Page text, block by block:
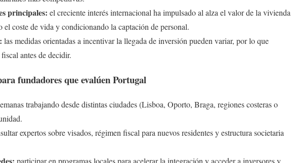
principales: el creciente interés internacional ha impulsado al alza el valor de la vivienda
coste de vida y condicionando la captación de personal.
las medidas orientadas a incentivar la llegada de inversión pueden variar, por lo que
antes de decidir.
fundadores que evalúen Portugal
trabajando desde distintas ciudades (Lisboa, Oporto, Braga, regiones costeras o
expertos sobre visados, régimen fiscal para nuevos residentes y estructura societaria
participar en programas locales para acelerar la integración y acceder a inversores y